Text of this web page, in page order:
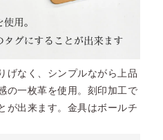
げなく、シンプルながら上品
の一枚革を使用。刻印加工で
が出来ます。金具はボールチ